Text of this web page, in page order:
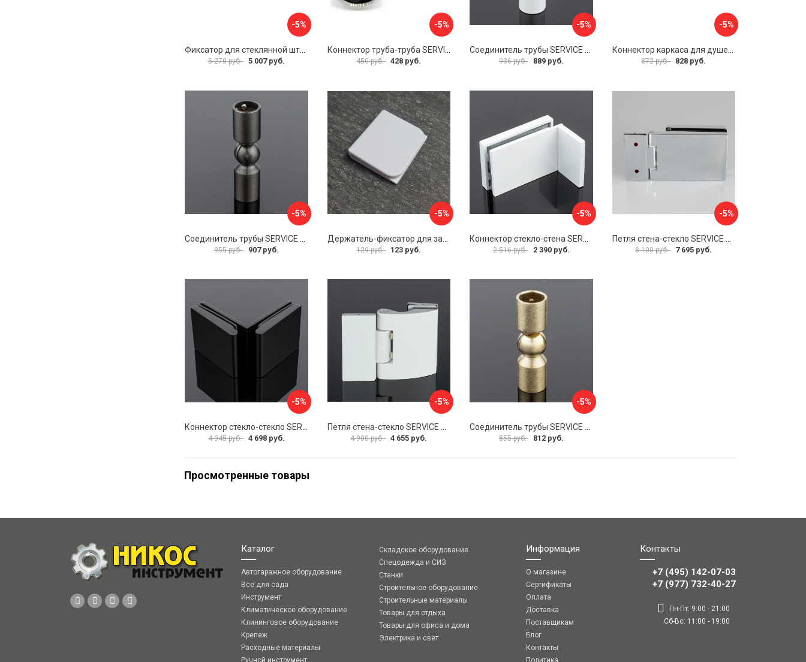
-5%
Фиксатор для стеклянной шторки WasserKraft D265
5 270 руб. 5 007 руб.
-5%
Коннектор труба-труба SERVICE PLUS CK-502D19-PC
450 руб. 428 руб.
-5%
Соединитель трубы SERVICE PLUS S02-511WM/sus304
936 руб. 889 руб.
-5%
Коннектор каркаса для душевой перегородки Walk In IDDIS Slide SLI1BS0i23
872 руб. 828 руб.
-5%
955 руб. 907 руб.
-5%
129 руб. 123 руб.
-5%
2 516 руб. 2 390 руб.
-5%
8 100 руб. 7 695 руб.
-5%
4 945 руб. 4 698 руб.
-5%
4 900 руб. 4 655 руб.
-5%
855 руб. 812 руб.
Просмотренные товары
Каталог
Автогаражное оборудование
Все для сада
Инструмент
Климатическое оборудование
Клининговое оборудование
Крепеж
Расходные материалы
Ручной инструмент
Складское оборудование
Спецодежда и СИЗ
Станки
Строительное оборудование
Строительные материалы
Товары для отдыха
Товары для офиса и дома
Электрика и свет
Информация
О магазине
Сертификаты
Оплата
Доставка
Поставщикам
Блог
Контакты
Политика
Контакты
+7 (495) 142-07-03
‎‎+7 (977) 732-40-27
Пн-Пт: 9:00 - 21:00
Сб-Вс: 11:00 - 19:00